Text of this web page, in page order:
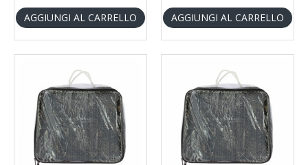
AGGIUNGI AL CARRELLO
AGGIUNGI AL CARRELLO